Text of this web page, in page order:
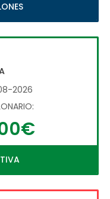
2026